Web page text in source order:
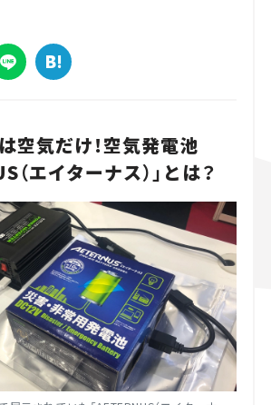
空気だけ！空気発電池
（エイターナス）」とは？